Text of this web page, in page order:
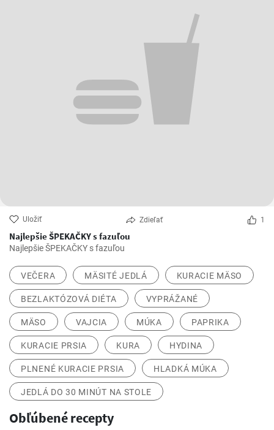
Uložiť Zdieľať 1
Najlepšie ŠPEKAČKY s fazuľou
Najlepšie ŠPEKAČKY s fazuľou
VEČERA MÄSITÉ JEDLÁ KURACIE MÄSO
BEZLAKTÓZOVÁ DIÉTA VYPRÁŽANÉ
MÄSO VAJCIA MÚKA PAPRIKA
KURACIE PRSIA KURA HYDINA
PLNENÉ KURACIE PRSIA HLADKÁ MÚKA
JEDLÁ DO 30 MINÚT NA STOLE
Obľúbené recepty